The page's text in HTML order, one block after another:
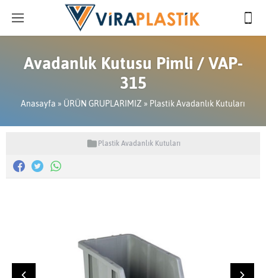
Avadanlık Kutusu Pimli / VAP-
315
Anasayfa » ÜRÜN GRUPLARIMIZ » Plastik Avadanlık Kutuları
Plastik Avadanlık Kutuları